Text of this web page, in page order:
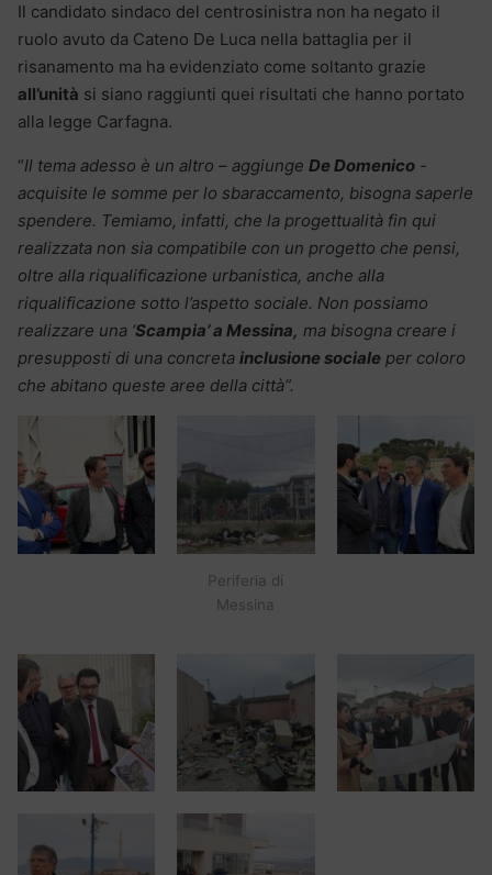
Il candidato sindaco del centrosinistra non ha negato il
ruolo avuto da Cateno De Luca nella battaglia per il
risanamento ma ha evidenziato come soltanto grazie
all’unità si siano raggiunti quei risultati che hanno portato
alla legge Carfagna.
“Il tema adesso è un altro – aggiunge De Domenico -
acquisite le somme per lo sbaraccamento, bisogna saperle
spendere. Temiamo, infatti, che la progettualità fin qui
realizzata non sia compatibile con un progetto che pensi,
oltre alla riqualificazione urbanistica, anche alla
riqualificazione sotto l’aspetto sociale. Non possiamo
realizzare una ‘Scampia’ a Messina, ma bisogna creare i
presupposti di una concreta inclusione sociale per coloro
che abitano queste aree della città”.
Periferia di
Messina